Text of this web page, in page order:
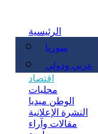
الرئيسية
سوريا
عربي ودولي
اقتصاد
محليات
الوطن ميديا
النشرة الإعلانية
مقالات وآراء